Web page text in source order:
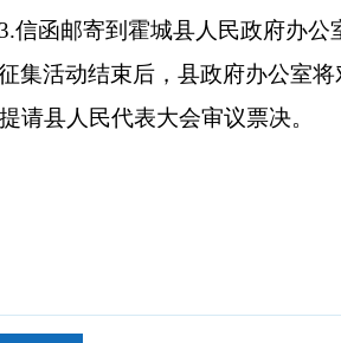
3.信函邮寄到霍城县人民政府办公
集活动结束后，县政府办公室
请县人民代表大会审议票决。